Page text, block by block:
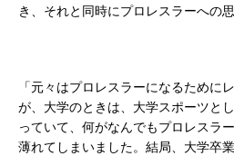
き、それと同時にプロレスラーへの
「元々はプロレスラーになるために
が、大学のときは、大学スポーツと
っていて、何がなんでもプロレスラ
薄れてしまいました。結局、大学卒